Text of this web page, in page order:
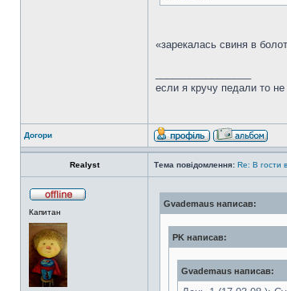
«зарекалась свиня в
если я кручу педали то
Догори
Realyst Тема повідомлення: Re: В гости
Капитан
Gvademaus написав:
PK написав:
Gvademaus написав: